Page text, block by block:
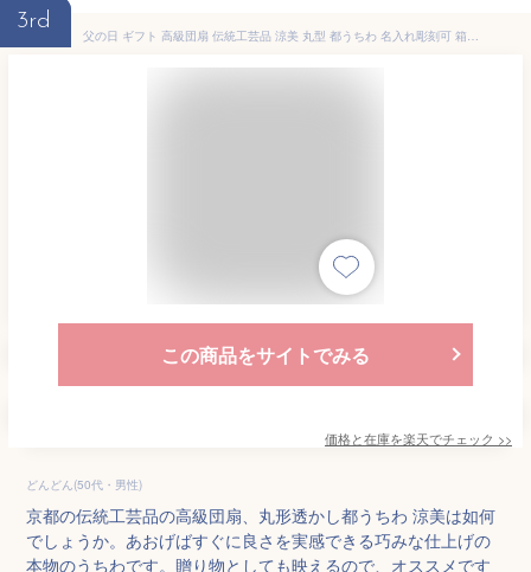
3rd
父の日 ギフト 高級団扇 伝統工芸品 涼美 丸型 都うちわ 名入れ彫刻可 箱入り 送料無料 うちわ会食 感染防止 PZPB
この商品をサイトでみる
価格と在庫を楽天でチェック >>
どんどん(50代・男性)
京都の伝統工芸品の高級団扇、丸形透かし都うちわ 涼美は如何
でしょうか。あおげばすぐに良さを実感できる巧みな仕上げの
本物のうちわです。贈り物としても映えるので、オススメです